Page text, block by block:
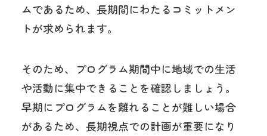
ムであるため、長期間にわたるコミットメン
トが求められます。
そのため、プログラム期間中に地域での生活
や活動に集中できることを確認しましょう。
早期にプログラムを離れることが難しい場合
があるため、長期視点での計画が重要になり